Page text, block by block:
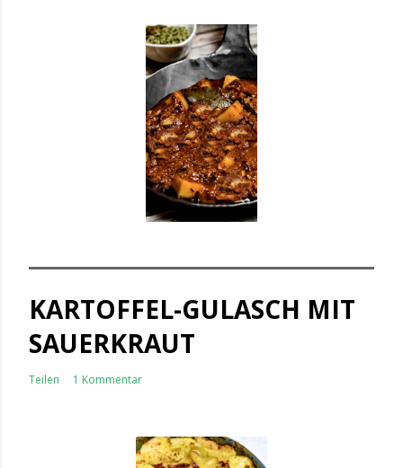
KARTOFFEL-GULASCH MIT
SAUERKRAUT
Teilen 1 Kommentar